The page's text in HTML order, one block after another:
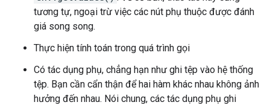
tương tự, ngoại trừ việc các nút phụ thuộc được đánh
giá song song.
Thực hiện tính toán trong quá trình gọi
Có tác dụng phụ, chẳng hạn như ghi tệp vào hệ thống
tệp. Bạn cần cẩn thận để hai hàm khác nhau không ảnh
hưởng đến nhau. Nói chung, các tác dụng phụ ghi